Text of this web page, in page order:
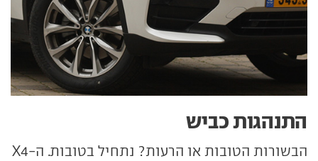
התנהגות כביש
הבשורות הטובות או הרעות? נתחיל בטובות. ה-X4